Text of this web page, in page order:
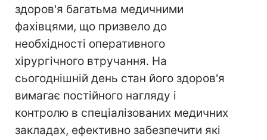
здоров'я багатьма медичними
фахівцями, що призвело до
необхідності оперативного
хірургічного втручання. На
сьогоднішній день стан його здоров'я
вимагає постійного нагляду і
контролю в спеціалізованих медичних
закладах, ефективно забезпечити які